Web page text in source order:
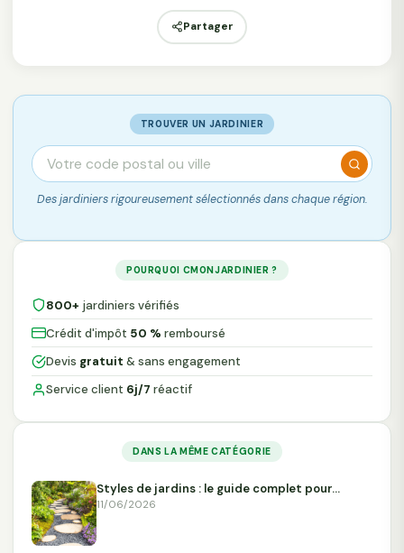
Partager
TROUVER UN JARDINIER
Des jardiniers rigoureusement sélectionnés dans chaque région.
POURQUOI CMONJARDINIER ?
800+ jardiniers vérifiés
Crédit d'impôt 50 % remboursé
Devis gratuit & sans engagement
Service client 6j/7 réactif
DANS LA MÊME CATÉGORIE
Styles de jardins : le guide complet pour…
11/06/2026